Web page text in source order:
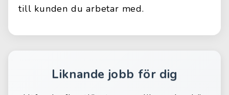
till kunden du arbetar med.
Liknande jobb för dig